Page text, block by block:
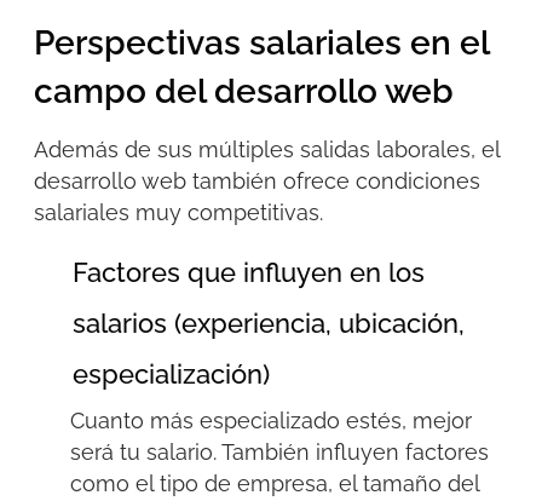
Perspectivas salariales en el
campo del desarrollo web
Además de sus múltiples salidas laborales, el
desarrollo web también ofrece condiciones
salariales muy competitivas.
Factores que influyen en los
salarios (experiencia, ubicación,
especialización)
Cuanto más especializado estés, mejor
será tu salario. También influyen factores
como el tipo de empresa, el tamaño del